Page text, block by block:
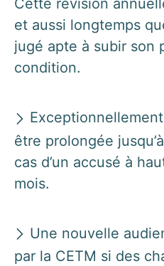
Cette révision
et aussi longtemps
jugé apte à subir son
condition.
être prolongée
cas d’un accusé à
mois.
Une nouvelle
par la CETM si des